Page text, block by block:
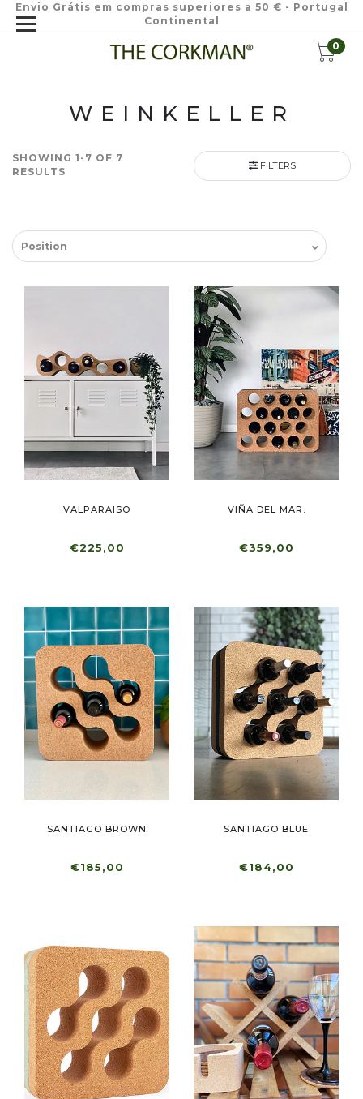
Envio Grátis em compras superiores a 50 € - Portugal
Continental
0
WEINKELLER
SHOWING 1-7 OF 7
RESULTS
FILTERS
VALPARAISO
€225,00
VIÑA DEL MAR.
€359,00
SANTIAGO BROWN
€185,00
SANTIAGO BLUE
€184,00